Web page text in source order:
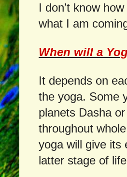
I don’t know
what I am
When will a
It depends on
the yoga. Some
planets Dasha
throughout
yoga will give its
latter stage of